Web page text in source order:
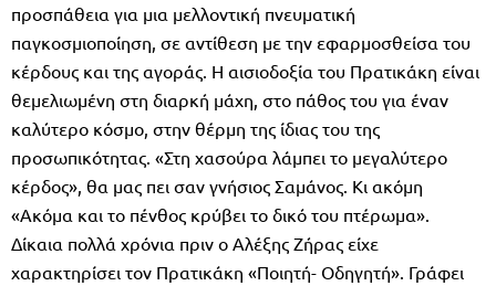
προσπάθεια για μια μελλοντική πνευματική
παγκοσμιοποίηση, σε αντίθεση με την εφαρμοσθείσα του
κέρδους και της αγοράς. Η αισιοδοξία του Πρατικάκη είναι
θεμελιωμένη στη διαρκή μάχη, στο πάθος του για έναν
καλύτερο κόσμο, στην θέρμη της ίδιας του της
προσωπικότητας. «Στη χασούρα λάμπει το μεγαλύτερο
κέρδος», θα μας πει σαν γνήσιος Σαμάνος. Κι ακόμη
«Ακόμα και το πένθος κρύβει το δικό του πτέρωμα».
Δίκαια πολλά χρόνια πριν ο Αλέξης Ζήρας είχε
χαρακτηρίσει τον Πρατικάκη «Ποιητή- Οδηγητή». Γράφει